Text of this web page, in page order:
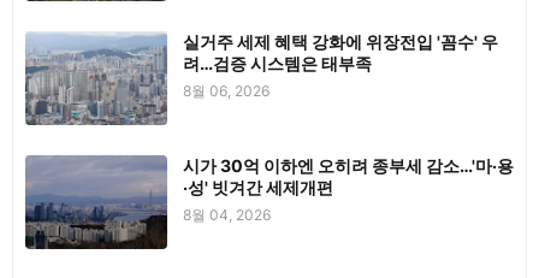
실거주 세제 혜택 강화에 위장전입 '꼼수' 우
려…검증 시스템은 태부족
8월 06, 2026
시가 30억 이하엔 오히려 종부세 감소…'마·용
·성' 빗겨간 세제개편
8월 04, 2026